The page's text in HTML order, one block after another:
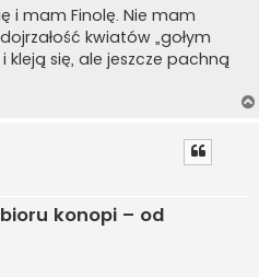
i mam Finolę. Nie mam
kwiatów „gołym
się, ale jeszcze pachną
konopi – od